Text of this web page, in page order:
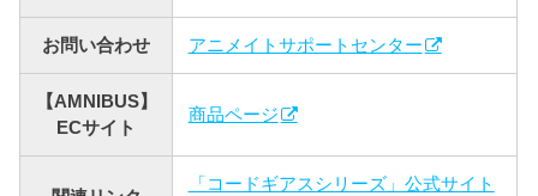
お問い合わせ アニメイトサポートセンター
【AMNIBUS】
ECサイト
商品ページ
「コードギアスシリーズ」公式サイト